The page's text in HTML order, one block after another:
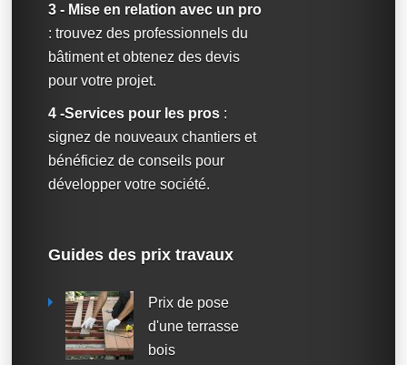
3 - Mise en relation avec un pro
: trouvez des professionnels du
bâtiment et obtenez des devis
pour votre projet.
4 -Services pour les pros :
signez de nouveaux chantiers et
bénéficiez de conseils pour
développer votre société.
Guides des prix travaux
Prix de pose
d'une terrasse
bois